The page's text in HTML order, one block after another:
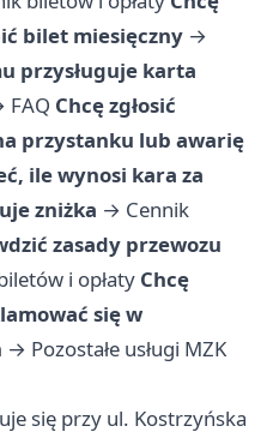
bilet miesięczny →
przysługuje karta
FAQ Chcę zgłosić
przystanku lub awarię
ile wynosi kara za
zniżka → Cennik
zasady przewozu
i opłaty Chcę
się w
→ Pozostałe usługi MZK
się przy ul. Kostrzyńska